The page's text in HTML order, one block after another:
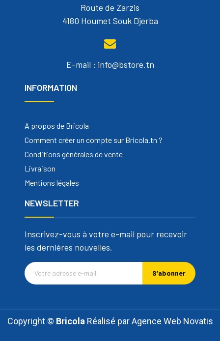
Route de Zarzis
4180 Houmet Souk Djerba
E-mail : info@bstore.tn
INFORMATION
A propos de Bricola
Comment créer un compte sur Bricola.tn ?
Conditions générales de vente
Livraison
Mentions légales
NEWSLETTER
Inscrivez-vous à votre e-mail pour recevoir
les dernières nouvelles.
S’abonner
Copyright © Bricola Réalisé parAgence Web Novatis